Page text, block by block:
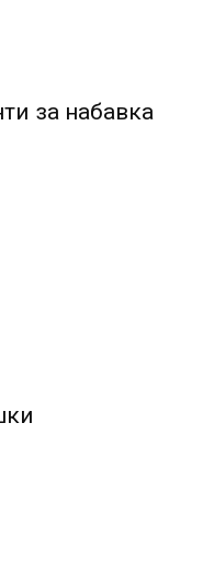
за набавка